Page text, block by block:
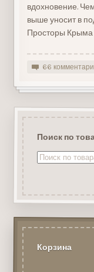
вдохновение.
выше уносит в
Просторы Крыма
66
Поиск по
Искать:
Корзина